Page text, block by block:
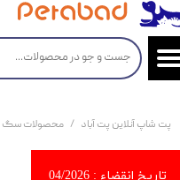
پت شاپ آنلاین پت آباد محصولات سگ